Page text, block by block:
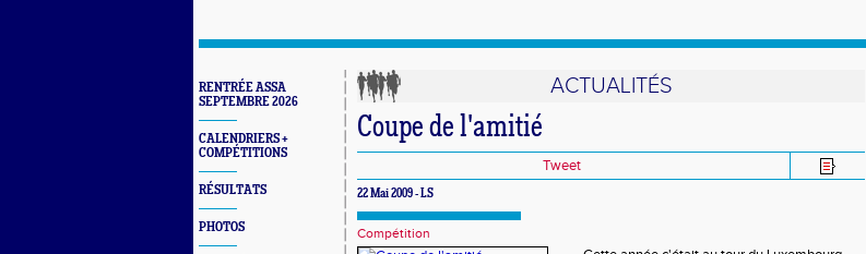
RENTRÉE ASSA
SEPTEMBRE 2026
CALENDRIERS +
COMPÉTITIONS
RÉSULTATS
PHOTOS
ACTUALITÉS
Coupe de l'amitié
Tweet
22 Mai 2009 - LS
Compétition